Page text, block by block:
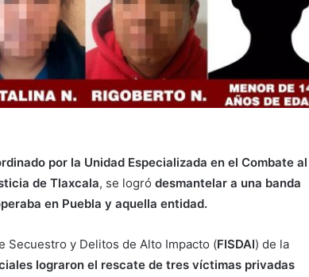
por la Unidad Especializada en el Combate al
de Tlaxcala, se logró desmantelar a una banda
en Puebla y aquella entidad.
Secuestro y Delitos de Alto Impacto (FISDAI) de la
lograron el rescate de tres víctimas privadas